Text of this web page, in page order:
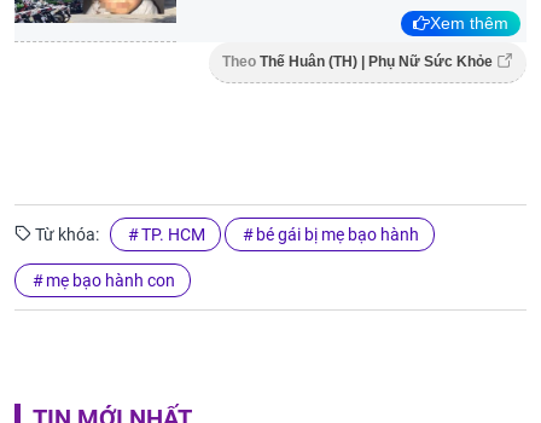
Xem thêm
Theo Thế Huân (TH) | Phụ Nữ Sức Khỏe
Từ khóa: TP. HCM bé gái bị mẹ bạo hành
mẹ bạo hành con